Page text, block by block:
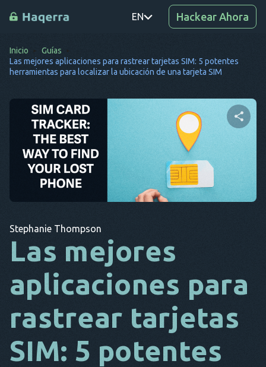
EN
PT
EL
CS
DA
FR
NL
Hackear Ahora
Inicio
Guías
Las mejores aplicaciones para rastrear tarjetas SIM: 5 potentes
herramientas para localizar la ubicación de una tarjeta SIM
Comparte este artículo
Facebook
Stephanie Thompson
Las mejores
aplicaciones para
rastrear tarjetas
SIM: 5 potentes